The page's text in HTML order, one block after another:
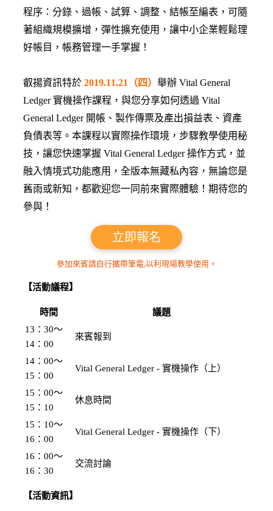
程序：分錄、過帳、試算、調整、結帳至編表，可隨
著組織規模擴增，彈性擴充使用，讓中小企業輕鬆理
好帳目，帳務管理一手掌握！
叡揚資訊特於 2019.11.21（四） 舉辦 Vital General
Ledger 實機操作課程，與您分享如何透過 Vital
General Ledger 開帳、製作傳票及產出損益表、資產
負債表等。本課程以實際操作環境，步驟教學使用秘
技，讓您快速掌握 Vital General Ledger 操作方式，並
融入情境式功能應用，全版本無藏私內容，無論您是
舊雨或新知，都歡迎您一同前來實際體驗！期待您的
參與！
立即報名
參加來賓請自行攜帶筆電,以利現場教學使用。
【活動議程】
時間
議題
13：30〜
14：00
來賓報到
14：00〜
15：00
Vital General Ledger - 實機操作（上）
15：00〜
15：10
休息時間
15：10〜
16：00
Vital General Ledger - 實機操作（下）
16：00〜
16：30
交流討論
【活動資訊】